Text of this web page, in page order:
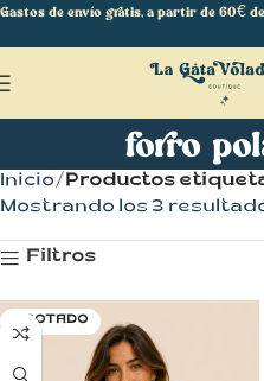
forro
Inicio
Productos
Mostrando los 3
Filtros
AGOTADO
Gastos de envío gratis, a partir de 60€